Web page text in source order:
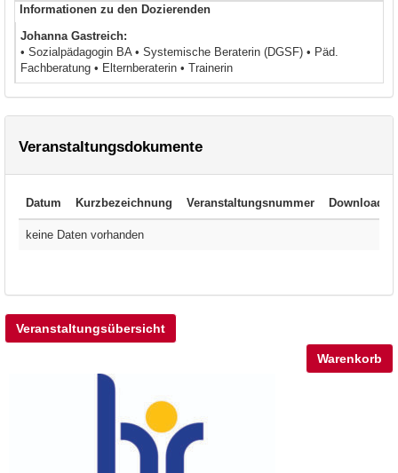
Informationen zu den Dozierenden
Johanna Gastreich:
• Sozialpädagogin BA • Systemische Beraterin (DGSF) • Päd.
Fachberatung • Elternberaterin • Trainerin
Veranstaltungsdokumente
Datum Kurzbezeichnung Veranstaltungsnummer Download
keine Daten vorhanden
Veranstaltungsübersicht
Warenkorb